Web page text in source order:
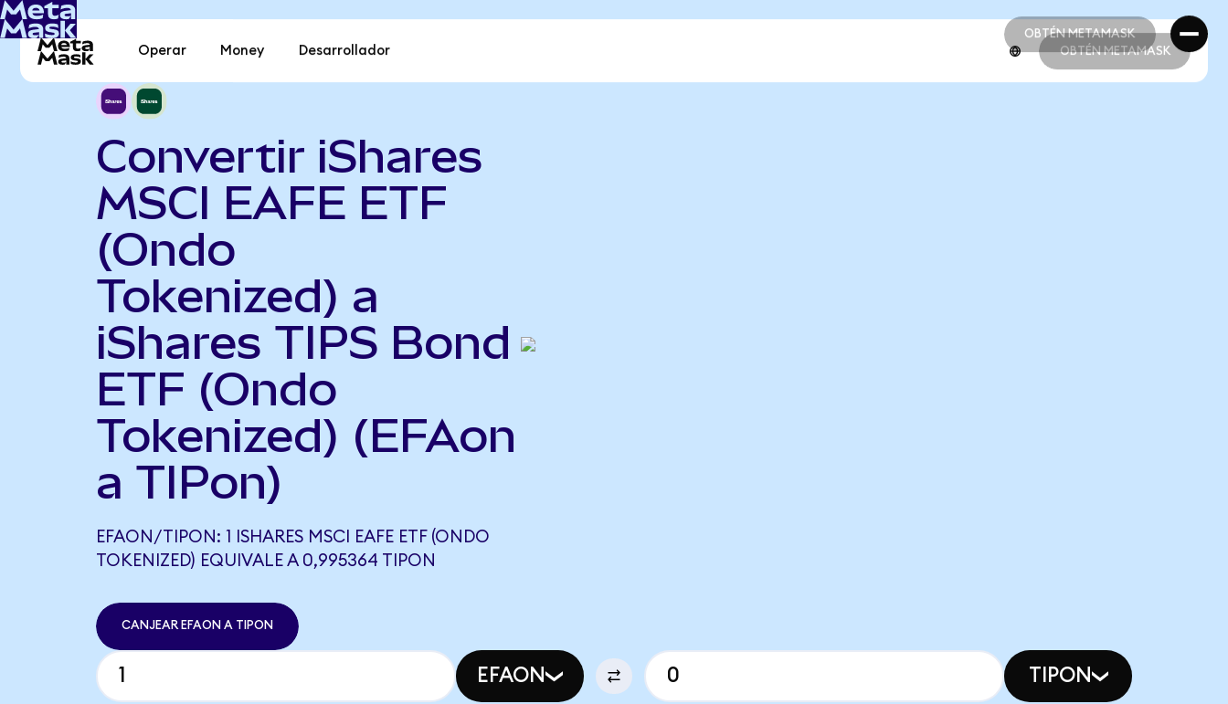
OBTÉN METAMASK
OBTÉN METAMASK
Operar Money Desarrollador OBTÉN METAMASK
Convertir iShares
MSCI EAFE ETF
(Ondo
Tokenized) a
iShares TIPS Bond
ETF (Ondo
Tokenized) (EFAon
a TIPon)
EFAON/TIPON: 1 ISHARES MSCI EAFE ETF (ONDO
TOKENIZED) EQUIVALE A 0,995364 TIPON
CANJEAR EFAON A TIPON
EFAON TIPON